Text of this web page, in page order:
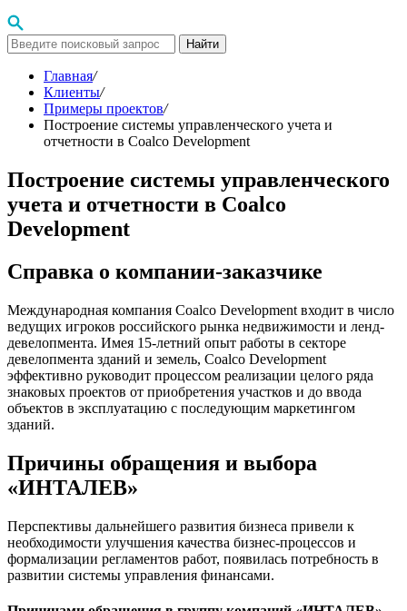
Найти
Главная/
Клиенты/
Примеры проектов/
Построение системы управленческого учета и
отчетности в Coalco Development
Построение системы управленческого
учета и отчетности в Coalco
Development
Справка о компании-заказчике
Международная компания Coalco Development входит в число
ведущих игроков российского рынка недвижимости и ленд-
девелопмента. Имея 15-летний опыт работы в секторе
девелопмента зданий и земель, Coalco Development
эффективно руководит процессом реализации целого ряда
знаковых проектов от приобретения участков и до ввода
объектов в эксплуатацию с последующим маркетингом
зданий.
Причины обращения и выбора
«ИНТАЛЕВ»
Перспективы дальнейшего развития бизнеса привели к
необходимости улучшения качества бизнес-процессов и
формализации регламентов работ, появилась потребность в
развитии системы управления финансами.